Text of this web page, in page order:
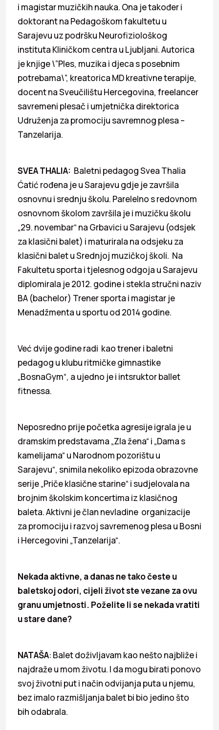
i magistar muzičkih nauka. Ona je također i
doktorant na Pedagoškom fakultetu u
Sarajevu uz podršku Neurofiziološkog
instituta Kliničkom centra u Ljubljani. Autorica
je knjige \”Ples, muzika i djeca s posebnim
potrebama\”, kreatorica MD kreativne terapije,
docent na Sveučilištu Hercegovina, freelancer
savremeni plesač i umjetnička direktorica
Udruženja za promociju savremnog plesa –
Tanzelarija.
SVEA THALIA: Baletni pedagog Svea Thalia
Ćatić rođena je u Sarajevu gdje je završila
osnovnu i srednju školu. Parelelno s redovnom
osnovnom školom završila je i muzičku školu
„29. novembar“ na Grbavici u Sarajevu (odsjek
za klasični balet) i maturirala na odsjeku za
klasični balet u Srednjoj muzičkoj školi. Na
Fakultetu sporta i tjelesnog odgoja u Sarajevu
diplomirala je 2012. godine i stekla stručni naziv
BA (bachelor) Trener sporta i magistar je
Menadžmenta u sportu od 2014 godine.
Već dvije godine radi kao trener i baletni
pedagog u klubu ritmičke gimnastike
„BosnaGym“, a ujedno je i intsruktor ballet
fitnessa.
Neposredno prije početka agresije igrala je u
dramskim predstavama „Zla žena“ i „Dama s
kamelijama“ u Narodnom pozorištu u
Sarajevu“, snimila nekoliko epizoda obrazovne
serije „Priče klasične starine“ i sudjelovala na
brojnim školskim koncertima iz klasičnog
baleta. Aktivni je član nevladine organizacije
za promociju i razvoj savremenog plesa u Bosni
i Hercegovini „Tanzelarija“.
Nekada aktivne, a danas ne tako česte u
baletskoj odori, cijeli život ste vezane za ovu
granu umjetnosti. Poželite li se nekada vratiti
u stare dane?
NATAŠA: Balet doživljavam kao nešto najbliže i
najdraže u mom životu. I da mogu birati ponovo
svoj životni put i način odvijanja puta u njemu,
bez imalo razmišljanja balet bi bio jedino što
bih odabrala.